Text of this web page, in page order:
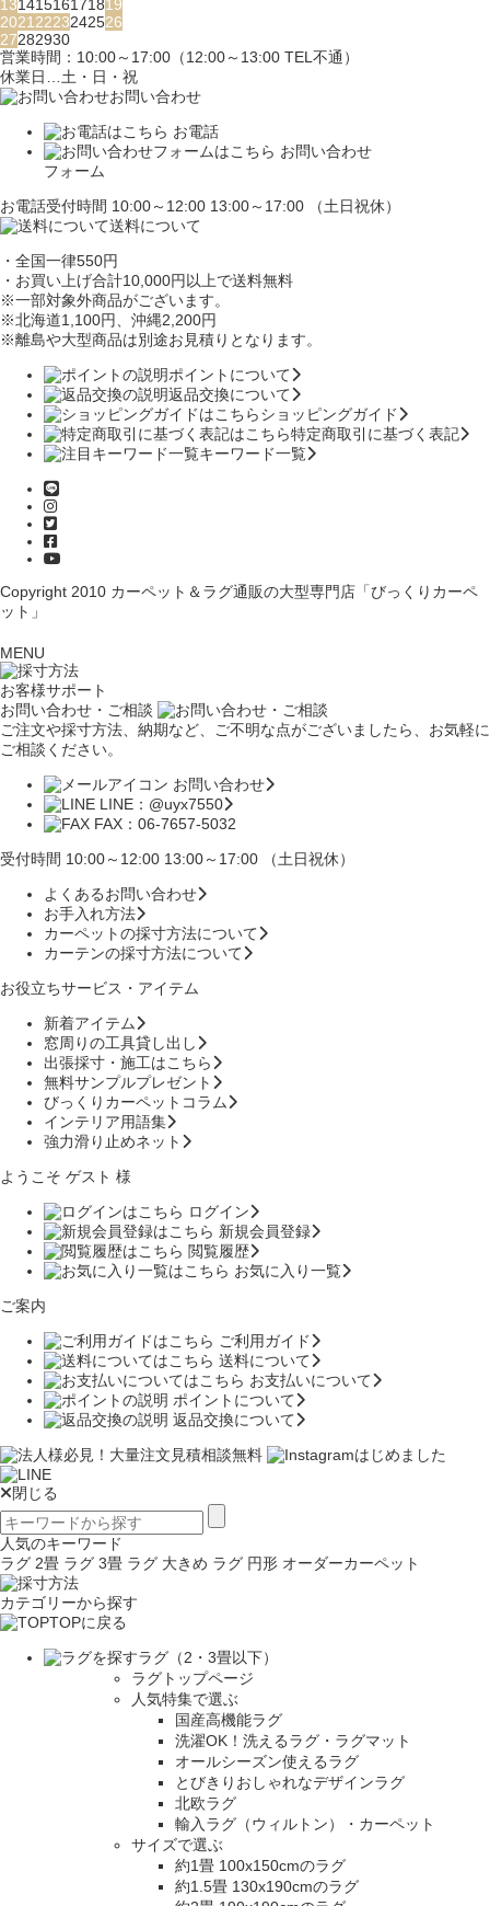
13141516171819
20212223242526
27282930
営業時間：10:00～17:00（12:00～13:00 TEL不通）
休業日…土・日・祝
お問い合わせ
お電話
お問い合わせ
フォーム
お電話受付時間 10:00～12:00 13:00～17:00 （土日祝休）
送料について
・全国一律550円
・お買い上げ合計10,000円 以上で送料無料
※一部対象外商品がございます。
※北海道1,100円、沖縄2,200円
※離島や大型商品は別途お見積りとなります。
ポイントについて
返品交換について
ショッピングガイド
特定商取引に基づく表記
キーワード一覧
Copyright 2010 カーペット＆ラグ通販の大型専門店「びっくりカーペ
ット」
MENU
お客様サポート
お問い合わせ・ご相談
ご注文や採寸方法、納期など、ご不明な点がございましたら、お気軽に
ご相談ください。
お問い合わせ
LINE：@uyx7550
FAX：06-7657-5032
受付時間 10:00～12:00 13:00～17:00 （土日祝休）
よくあるお問い合わせ
お手入れ方法
カーペットの採寸方法について
カーテンの採寸方法について
お役立ちサービス・アイテム
新着アイテム
窓周りの工具貸し出し
出張採寸・施工はこちら
無料サンプルプレゼント
びっくりカーペットコラム
インテリア用語集
強力滑り止めネット
ようこそ ゲスト 様
ログイン
新規会員登録
閲覧履歴
お気に入り一覧
ご案内
ご利用ガイド
送料について
お支払いについて
ポイントについて
返品交換について
閉じる
人気のキーワード
ラグ 2畳 ラグ 3畳 ラグ 大きめ ラグ 円形 オーダーカーペット
カテゴリーから探す
TOPに戻る
ラグ（2・3畳以下）
ラグトップページ
人気特集で選ぶ
国産高機能ラグ
洗濯OK！洗えるラグ・ラグマット
オールシーズン使えるラグ
とびきりおしゃれなデザインラグ
北欧ラグ
輸入ラグ（ウィルトン）・カーペット
サイズで選ぶ
約1畳 100x150cmのラグ
約1.5畳 130x190cmのラグ